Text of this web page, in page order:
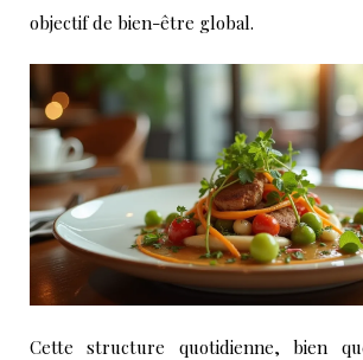
objectif de bien-être global.
Cette structure quotidienne, bien